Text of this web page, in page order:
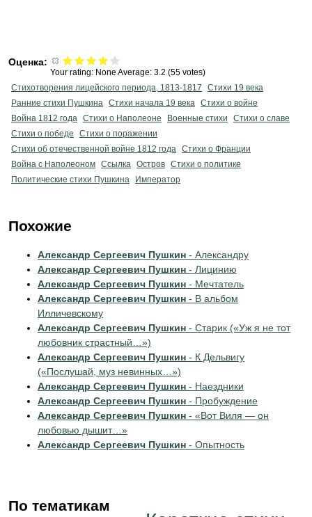
Оценка:
Your rating: None Average: 3.2 (55 votes)
Стихотворения лицейского периода, 1813-1817
Стихи 19 века
Ранние стихи Пушкина Cтихи начала 19 века Стихи о войне
Война 1812 года Стихи о Наполеоне Военные стихи
Стихи о славе
Стихи о победе
Стихи о поражении
Стихи об отечественной войне 1812 года Стихи о Франции
Война с Наполеоном Ссылка Остров Стихи о политике
Политические стихи Пушкина
Император
Похожие
Александр Сергеевич Пушкин - Александру
Александр Сергеевич Пушкин - Лицинию
Александр Сергеевич Пушкин - Мечтатель
Александр Сергеевич Пушкин - В альбом
Илличевскому
Александр Сергеевич Пушкин - Старик («Уж я не тот
любовник страстный…»)
Александр Сергеевич Пушкин - К Дельвигу
(«Послушай, муз невинных…»)
Александр Сергеевич Пушкин - Наездники
Александр Сергеевич Пушкин - Пробуждение
Александр Сергеевич Пушкин - «Вот Виля — он
любовью дышит…»
Александр Сергеевич Пушкин - Опытность
По тематикам